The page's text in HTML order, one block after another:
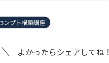
ンプト構築講座
よかったらシェアしてね！